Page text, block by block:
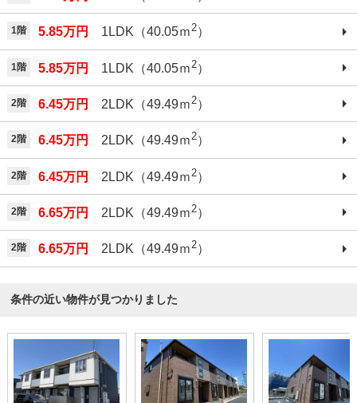
1階 5.85万円 1LDK（40.05ｍ2）
1階 5.85万円 1LDK（40.05ｍ 2）
2階 6.45万円 2LDK（49.49ｍ 2）
2階 6.45万円 2LDK（49.49ｍ2）
2階 6.45万円 2LDK（49.49ｍ 2）
2階 6.65万円 2LDK（49.49ｍ 2）
2階 6.65万円 2LDK（49.49ｍ2）
条件の近い物件が見つかりました